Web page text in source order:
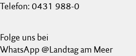
Telefon: 0431 988-0
Folge uns bei
WhatsApp @Landtag am Meer